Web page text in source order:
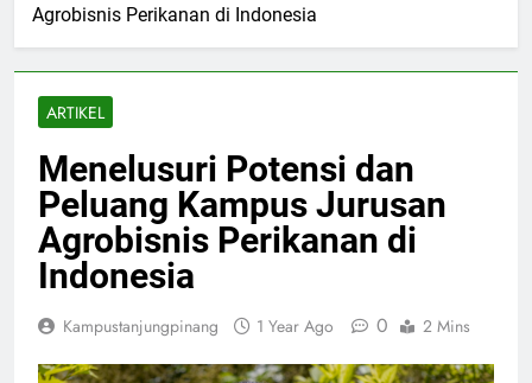
Agrobisnis Perikanan di Indonesia
ARTIKEL
Menelusuri Potensi dan
Peluang Kampus Jurusan
Agrobisnis Perikanan di
Indonesia
Kampustanjungpinang 1 Year Ago 0 2 Mins